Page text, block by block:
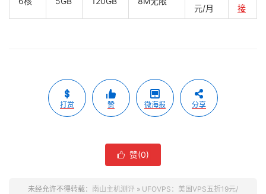
元/月
接
打赏 赞 微海报 分享
 赞(0)
未经允许不得转载： 南山主机测评 » UFOVPS：美国VPS五折19元/